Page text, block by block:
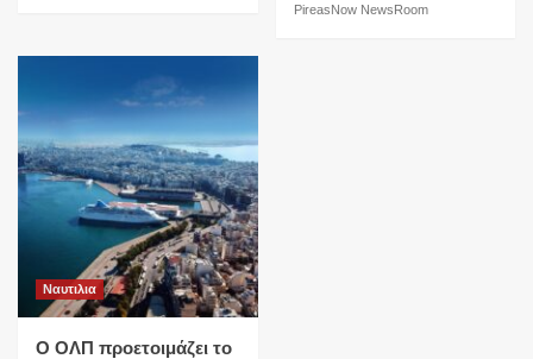
PireasNow NewsRoom
Ναυτιλια
O ΟΛΠ προετοιμάζει το